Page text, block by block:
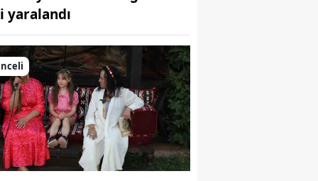
Bingöl
Bitlis
Bolu
Burdur
Bursa
yaralandı